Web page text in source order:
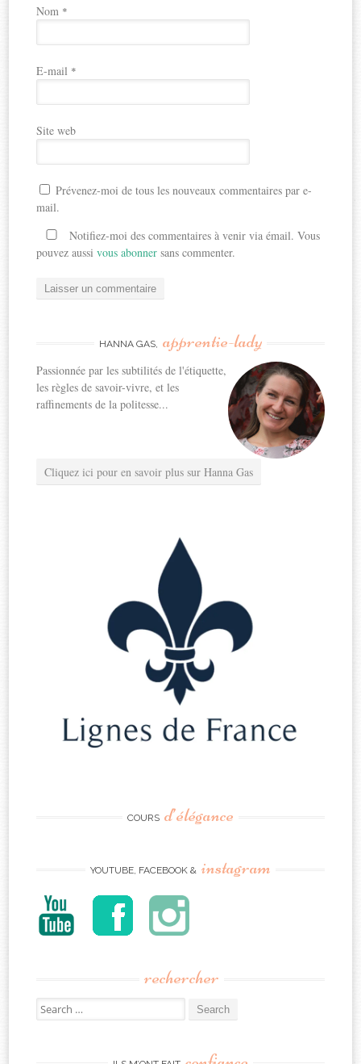
Nom *
E-mail *
Site web
Prévenez-moi de tous les nouveaux commentaires par e-
mail.
Notifiez-moi des commentaires à venir via émail. Vous
pouvez aussivous abonner sans commenter.
HANNA GAS, apprentie-lady
Passionnée par les subtilités de l'étiquette,
les règles de savoir-vivre, et les
raffinements de la politesse...
Cliquez ici pour en savoir plus sur Hanna Gas
COURS d’élégance
YOUTUBE, FACEBOOK & instagram
rechercher
Search
for: